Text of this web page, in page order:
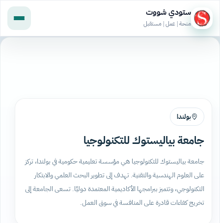
ستودي شووت
منحة | عمل | مستقبل
بولندا
جامعة بياليستوك للتكنولوجيا
جامعة بياليستوك للتكنولوجيا هي مؤسسة تعليمية حكومية في بولندا، تركز
على العلوم الهندسية والتقنية. تهدف إلى تطوير البحث العلمي والابتكار
التكنولوجي، وتتميز ببرامجها الأكاديمية المعتمدة دوليًا. تسعى الجامعة إلى
تخريج كفاءات قادرة على المنافسة في سوق العمل.